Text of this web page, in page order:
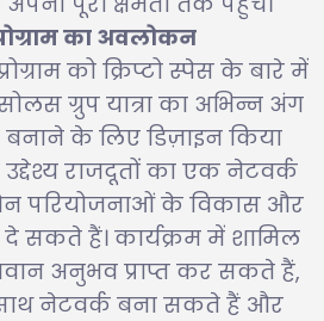
का अवलोकन
को क्रिप्टो स्पेस के बारे में
ग्रुप यात्रा का अभिन्न अंग
के लिए डिज़ाइन किया
उद्देश्य राजदूतों का एक नेटवर्क
परियोजनाओं के विकास और
सकते हैं। कार्यक्रम में शामिल
अनुभव प्राप्त कर सकते हैं,
नेटवर्क बना सकते हैं और